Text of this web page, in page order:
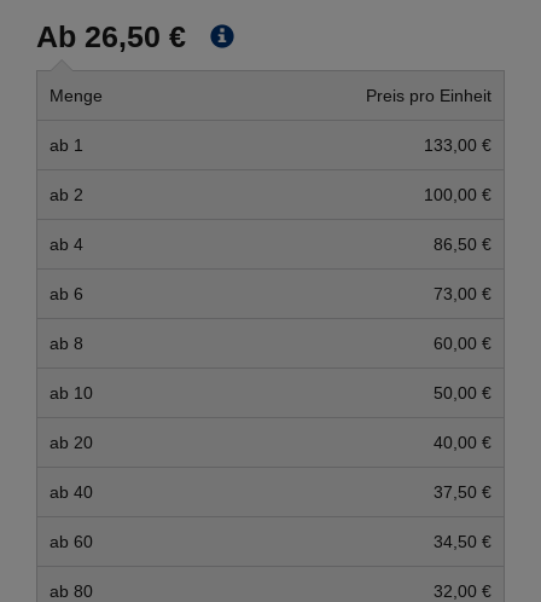
Ab 26,50 €
Menge Preis pro Einheit
ab 1 133,00 €
ab 2 100,00 €
ab 4 86,50 €
ab 6 73,00 €
ab 8 60,00 €
ab 10 50,00 €
ab 20 40,00 €
ab 40 37,50 €
ab 60 34,50 €
ab 80 32,00 €